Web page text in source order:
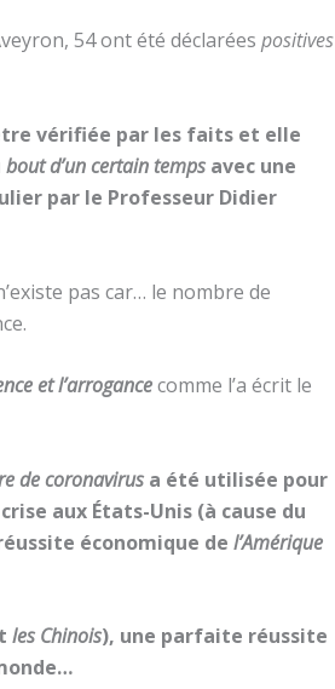
54 ont été déclarées positives
vérifiée par les faits et elle
bout d’un certain temps avec une
par le Professeur Didier
pas car… le nombre de
et l’arrogancecomme l’a écrit le
de coronavirus a été utilisée pour
aux États-Unis (à cause du
économique de l’Amérique
les Chinois), une parfaite réussite